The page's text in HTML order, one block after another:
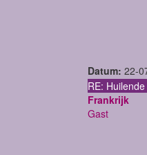
Datum: 22-
RE:
Frankrijk
Gast